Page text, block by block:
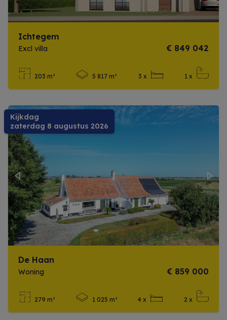
Ichtegem
Excl villa € 849 042
203 m² 5 817 m² 3 x 1 x
Kijkdag
zaterdag 8 augustus 2026
Previous Next
De Haan
Woning € 859 000
279 m² 1 025 m² 4 x 2 x